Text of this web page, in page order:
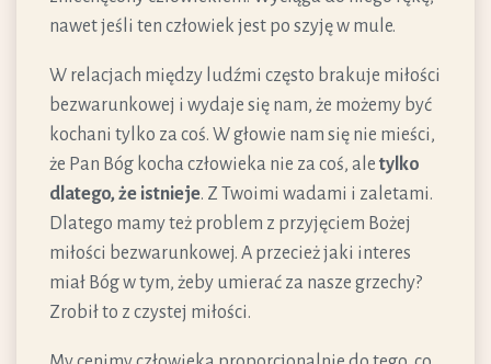
nawet jeśli ten człowiek jest po szyję w mule.
W relacjach między ludźmi często brakuje miłości
bezwarunkowej i wydaje się nam, że możemy być
kochani tylko za coś. W głowie nam się nie mieści,
że Pan Bóg kocha człowieka nie za coś, ale tylko
dlatego, że istnieje. Z Twoimi wadami i zaletami.
Dlatego mamy też problem z przyjęciem Bożej
miłości bezwarunkowej. A przecież jaki interes
miał Bóg w tym, żeby umierać za nasze grzechy?
Zrobił to z czystej miłości.